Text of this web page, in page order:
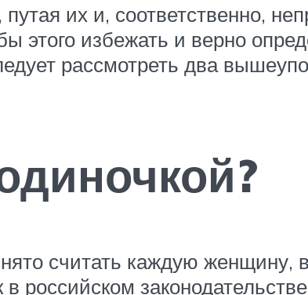
их и, соответственно,
этого избежать и верно
рассмотреть два
считать каждую
российском